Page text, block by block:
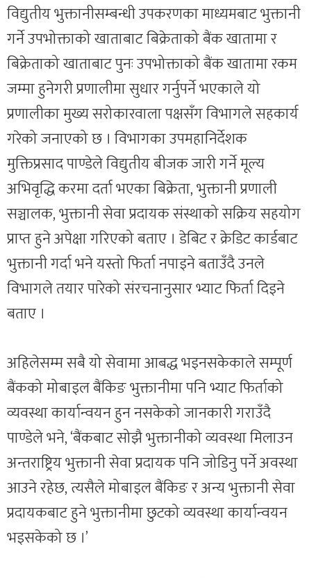
विद्युतीय भुक्तानीसम्बन्धी उपकरणका माध्यमबाट भुक्तानी
गर्ने उपभोक्ताको खाताबाट बिक्रेताको बैंक खातामा र
बिक्रेताको खाताबाट पुनः उपभोक्ताको बैंक खातामा रकम
जम्मा हुनेगरी प्रणालीमा सुधार गर्नुपर्ने भएकाले यो
प्रणालीका मुख्य सरोकारवाला पक्षसँग विभागले सहकार्य
गरेको जनाएको छ । विभागका उपमहानिर्देशक
मुक्तिप्रसाद पाण्डेले विद्युतीय बीजक जारी गर्ने मूल्य
अभिवृद्धि करमा दर्ता भएका बिक्रेता, भुक्तानी प्रणाली
सञ्चालक, भुक्तानी सेवा प्रदायक संस्थाको सक्रिय सहयोग
प्राप्त हुने अपेक्षा गरिएको बताए । डेबिट र क्रेडिट कार्डबाट
भुक्तानी गर्दा भने यस्तो फिर्ता नपाइने बताउँदै उनले
विभागले तयार पारेको संरचनानुसार भ्याट फिर्ता दिइने
बताए ।
अहिलेसम्म सबै यो सेवामा आबद्ध भइनसकेकाले सम्पूर्ण
बैंकको मोबाइल बैंकिङ भुक्तानीमा पनि भ्याट फिर्ताको
व्यवस्था कार्यान्वयन हुन नसकेको जानकारी गराउँदै
पाण्डेले भने, ‘बैंकबाट सोझै भुक्तानीको व्यवस्था मिलाउन
अन्तराष्ट्रिय भुक्तानी सेवा प्रदायक पनि जोडिनु पर्ने अवस्था
आउने रहेछ, त्यसैले मोबाइल बैंकिङ र अन्य भुक्तानी सेवा
प्रदायकबाट हुने भुक्तानीमा छुटको व्यवस्था कार्यान्वयन
भइसकेको छ ।’